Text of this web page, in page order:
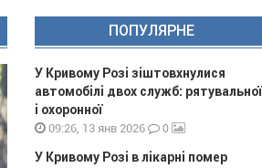
ПОПУЛЯРНЕ
У Кривому Розі зіштовхнулися
автомобілі двох служб: рятувальної
і охоронної
09:26, 13 янв 2026 0
У Кривому Розі в лікарні помер